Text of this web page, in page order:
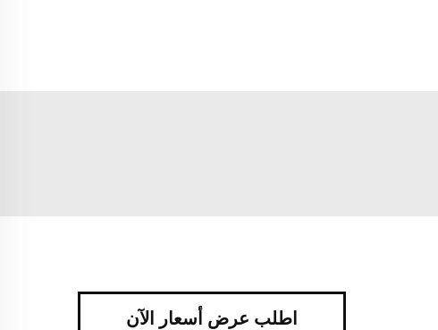
اطلب عرض أسعار الآن